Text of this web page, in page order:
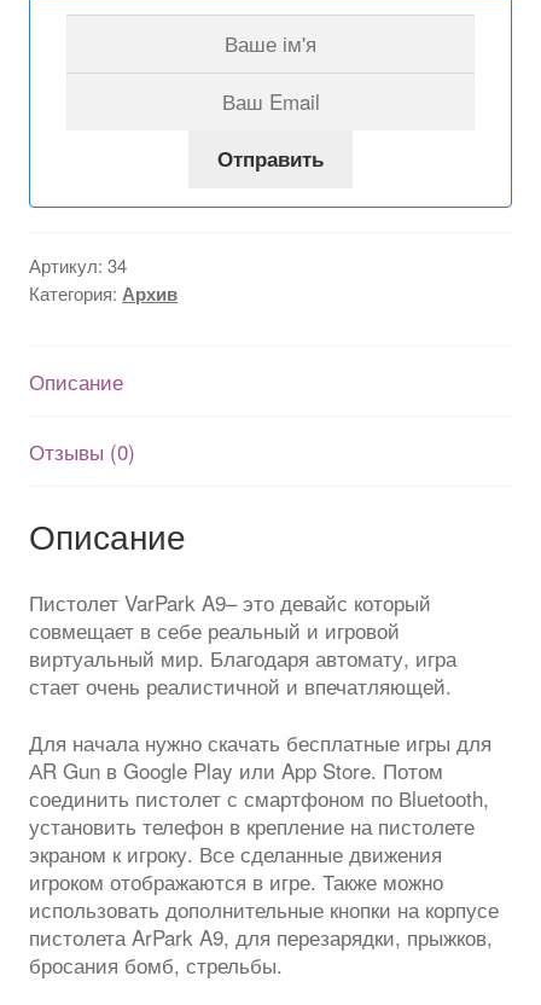
Отправить
Артикул:34
Категория: Архив
Описание
Отзывы (0)
Описание
Пистолет VarPark A9– это девайс который
совмещает в себе реальный и игровой
виртуальный мир. Благодаря автомату, игра
стает очень реалистичной и впечатляющей.
Для начала нужно скачать бесплатные игры для
АR Gun в Google Play или App Store. Потом
соединить пистолет с смартфоном по Вluеtооth,
установить телефон в крепление на пистолете
экраном к игроку. Все сделанные движения
игроком отображаются в игре. Также можно
использовать дополнительные кнопки на корпусе
пистолета ArPark A9, для перезарядки, прыжков,
бросания бомб, стрельбы.